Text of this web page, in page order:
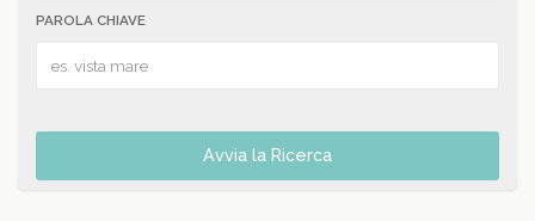
PAROLA CHIAVE
Avvia la Ricerca